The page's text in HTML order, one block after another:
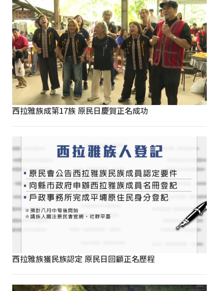
西拉雅族成第17族 原民日慶賀正名成功
西拉雅族獲民族認定 原民日回顧正名歷程